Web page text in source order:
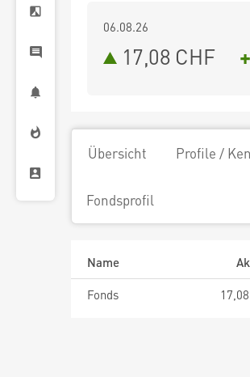
06.08.26
17,08 CHF
Übersicht Profile /
Fondsprofil
Name
Fonds